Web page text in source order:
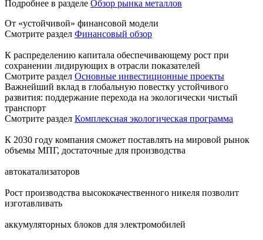
Подробнее в разделе Обзор рынка металлов
От «устойчивой» финансовой модели
Смотрите раздел Финансовый обзор
К распределению капитала обеспечивающему рост при
сохранении лидирующих в отрасли показателей
Смотрите раздел Основные инвестиционные проекты
Важнейший вклад в глобальную повестку устойчивого
развития: поддержание перехода на экологически чистый
транспорт
Смотрите раздел Комплексная экологическая программа
К 2030 году компания сможет поставлять на мировой рынок
объемы МПГ, достаточные для производства
автокатализаторов
Рост производства высококачественного никеля позволит
изготавливать
аккумуляторных блоков для электромобилей